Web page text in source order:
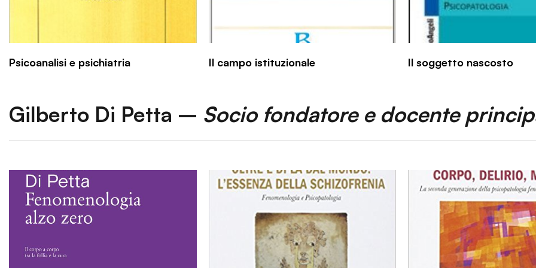
Psicoanalisi e psichiatria Il campo istituzionale Il soggetto nascosto
Gilberto Di Petta – Socio fondatore e docente